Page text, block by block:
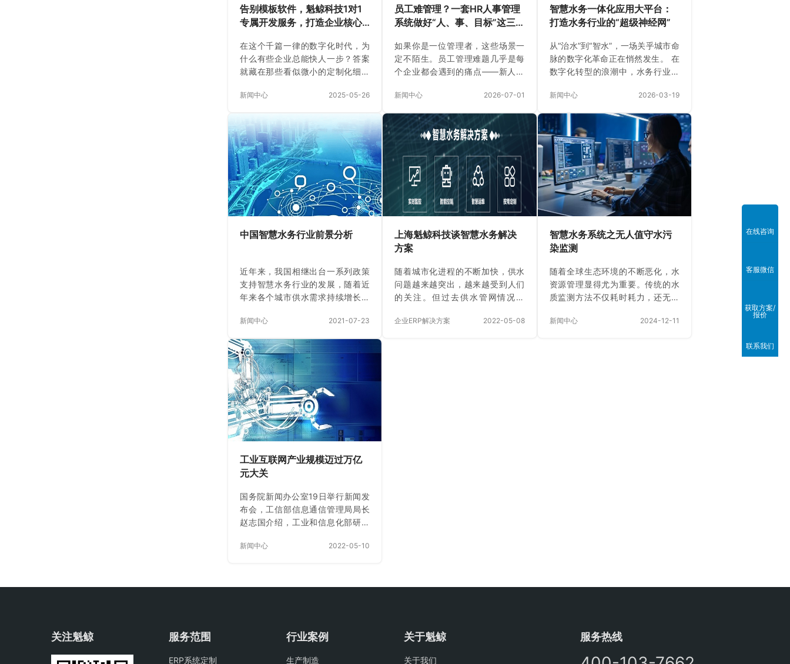
通OA后发现，依旧治标不治本：通
用模板水土…
察，推出了专为外贸业态打造的
一…
本高： 企业希望通过系统…
告别模板软件，魁鲸科技1对1
专属开发服务，打造企业核心
在这个千篇一律的数字化时代，为
什么有些企业总能快人一步？答案
就藏在那些看似微小的定制化细节
准软件时，领军企业早已意识到：
100%贴合自身业务特性的专属系
统。魁鲸科技深谙”量身定制”的力
量，我们摒弃”一刀切”的标准方案，
用深度定制的技术解决方案为您精
准打造商业壁垒——每一行专属代
码都是您不可复制的竞争优势，每
一次流程优化都在加固您的商业护
城河。在这里，没有将就的方案，
新闻中心 2025-05-26
员工难管理？一套HR人事管理
系统做好“人、事、目标”这三
如果你是一位管理者，这些场景一
定不陌生。员工管理难题几乎是每
个企业都会遇到的痛点——新人上
率低、考核形同虚设…… 传统的管
工环境和年轻一代员工的需求。那
么，有没有一种方法可以系统性地
解决这些问题？ 在我接触的案例
里，80%的“难管”其实是“信息黑洞”
和“目标错位”造成的。一套好用的
HR人事管理系统，通过“人、事、目
标”三个维度的闭环管理，能让团队
效率实现质的飞跃。 魁鲸科技是这
活” 很多管理者对“管…
新闻中心 2026-07-01
智慧水务一体化应用大平台：
打造水务行业的“超级神经网”
从“治水”到“智水”，一场关乎城市命
脉的数字化革命正在悄然发生。 在
数字化转型的浪潮中，水务行业作
着前所未有的挑战与机遇。 管网漏
部门数据共享壁垒、运营成本居高
不下……这些痛点，如同城市“血脉”
中的“血栓”，严重制约了水务企业的
管理效能和服务水平。 想要高效智
能化管控，智慧水务一体化应用大
平台必不可少，不再仅仅是单一系
统的叠加，而是成为城市水循环系
统的“数据大脑”，综合运用物联网、
技术，整合水务各类信息化系…
新闻中心 2026-03-19
中国智慧水务行业前景分析
近年来，我国相继出台一系列政策
支持智慧水务行业的发展，随着近
年来各个城市供水需求持续增长，
息管理方式面对分散的管网、用
见肘，因而各大水务相关企业和机
构都需要建立一个支撑整个供排水
管理的智慧水务平台。 1、定义 智
慧水务是指运用物联网、云计算、
大数据、空间地理信息包括民用地
图或者GIS地图等集成新一代智慧平
台，实时感知水务系统的运行状
态，通过层层数据筛选、分类、以
及最终的快速分析对水务信息进行
及时处理，提供辅助决策支持，融
合…
新闻中心 2021-07-23
上海魁鲸科技谈智慧水务解决
方案
随着城市化进程的不断加快，供水
问题越来越突出，越来越受到人们
的关注。但过去供水管网情况不
管理困难，管道爆炸等重大事故时
企业ERP解决方案 2022-05-08
智慧水务系统之无人值守水污
染监测
随着全球生态环境的不断恶化，水
资源管理显得尤为重要。传统的水
质监测方法不仅耗时耗力，还无法
下，智慧水务系统通过物联网
新闻中心 2024-12-11
工业互联网产业规模迈过万亿
元大关
国务院新闻办公室19日举行新闻发
布会，工信部信息通信管理局局长
赵志国介绍，工业和信息化部研究
模目前已迈过了万亿元大关。今年
社音视频部制作
eebad6089447bb65d16b3a7a8
新闻中心 2022-05-10
关注魁鲸 服务范围
ERP系统定制
行业案例
生产制造
关于魁鲸
关于我们
服务热线
在线咨询
客服微信
获取方案/
报价
联系我们